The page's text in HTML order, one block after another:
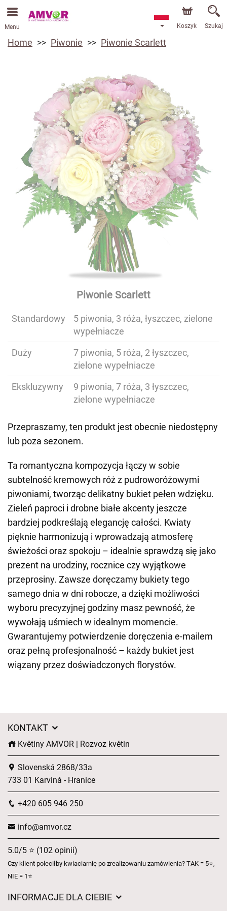
Menu Koszyk Szukaj
Home Piwonie Piwonie Scarlett
Piwonie Scarlett
Standardowy
5 piwonia, 3 róża, łyszczec, zielone
wypełniacze
Duży
7 piwonia, 5 róża, 2 łyszczec,
zielone wypełniacze
Ekskluzywny
9 piwonia, 7 róża, 3 łyszczec,
zielone wypełniacze
Przepraszamy, ten produkt jest obecnie niedostępny
lub poza sezonem.
Ta romantyczna kompozycja łączy w sobie
subtelność kremowych róż z pudroworóżowymi
piwoniami, tworząc delikatny bukiet pełen wdzięku.
Zieleń paproci i drobne białe akcenty jeszcze
bardziej podkreślają elegancję całości. Kwiaty
pięknie harmonizują i wprowadzają atmosferę
świeżości oraz spokoju – idealnie sprawdzą się jako
prezent na urodziny, rocznice czy wyjątkowe
przeprosiny. Zawsze doręczamy bukiety tego
samego dnia w dni robocze, a dzięki możliwości
wyboru precyzyjnej godziny masz pewność, że
wywołają uśmiech w idealnym momencie.
Gwarantujemy potwierdzenie doręczenia e-mailem
oraz pełną profesjonalność – każdy bukiet jest
wiązany przez doświadczonych florystów.
KONTAKT
Květiny AMVOR | Rozvoz květin
Slovenská 2868/33a
733 01 Karviná - Hranice
+420 605 946 250
info@amvor.cz
5.0/5 ⭐ (102 opinii)
Czy klient poleciłby kwiaciarnię po zrealizowaniu zamówienia? TAK = 5⭐,
NIE = 1⭐
INFORMACJE DLA CIEBIE